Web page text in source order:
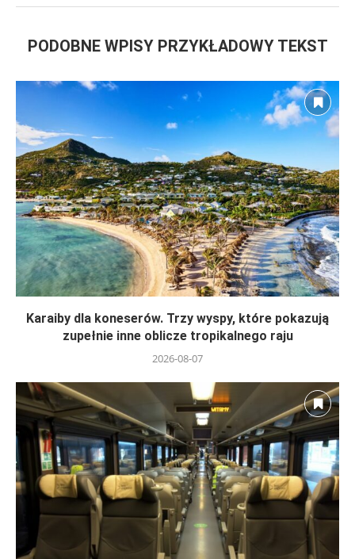
PODOBNE WPISY PRZYKŁADOWY TEKST
Karaiby dla koneserów. Trzy wyspy, które pokazują
zupełnie inne oblicze tropikalnego raju
2026-08-07